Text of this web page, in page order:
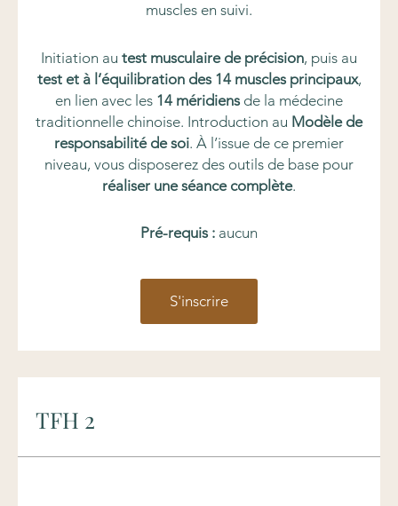
muscles en suivi.
Initiation au test musculaire de précision, puis au
test et à l’équilibration des 14 muscles principaux,
en lien avec les 14 méridiens de la médecine
traditionnelle chinoise. Introduction au Modèle de
responsabilité de soi. À l’issue de ce premier
niveau, vous disposerez des outils de base pour
réaliser une séance complète.
Pré-requis : aucun
S'inscrire
TFH 2